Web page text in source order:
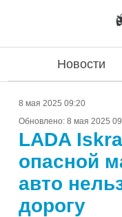
Новости
8 мая 2025 09:20
Обновлено: 8 мая 2025
LADA
опасной
авто
дорогу